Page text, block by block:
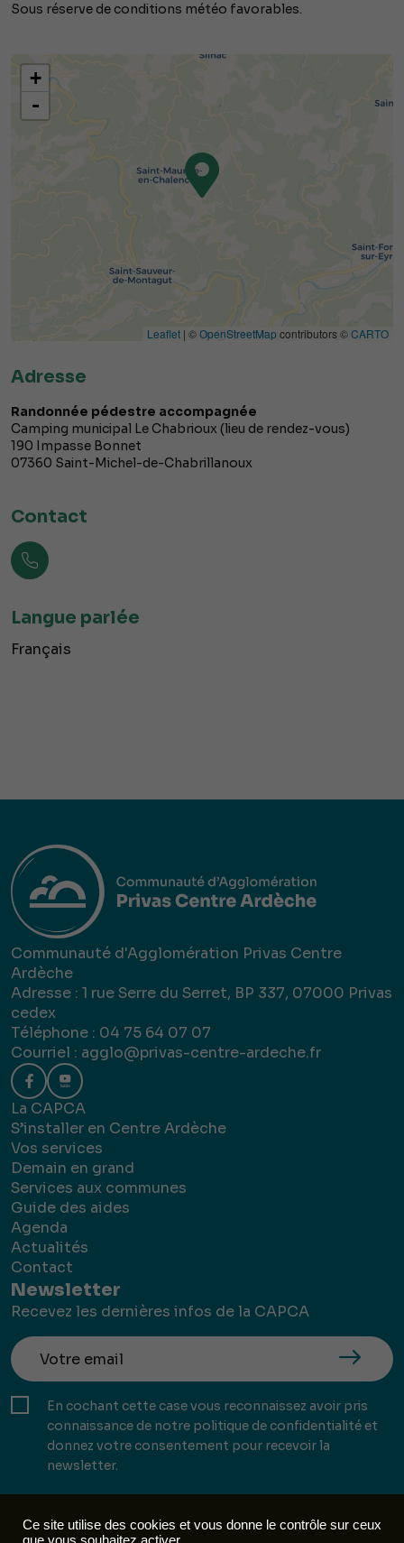
Sous réserve de conditions météo favorables.
+
-
Leaflet | ©OpenStreetMap contributors ©CARTO
Adresse
Randonnée pédestre accompagnée
Camping municipal Le Chabrioux (lieu de rendez-vous)
190 Impasse Bonnet
07360 Saint-Michel-de-Chabrillanoux
Contact
Langue parlée
Français
Communauté d'Agglomération Privas Centre
Ardèche
Adresse : 1 rue Serre du Serret, BP 337, 07000 Privas
cedex
Téléphone : 04 75 64 07 07
Courriel : agglo@privas-centre-ardeche.fr
La CAPCA
S’installer en Centre Ardèche
Vos services
Demain en grand
Services aux communes
Guide des aides
Agenda
Actualités
Contact
Newsletter
Recevez les dernières infos de la CAPCA
En cochant cette case vous reconnaissez avoir pris
connaissance de notre politique de confidentialité et
donnez votre consentement pour recevoir la
newsletter.
Ce site utilise des cookies et vous donne le contrôle sur ceux
que vous souhaitez activer